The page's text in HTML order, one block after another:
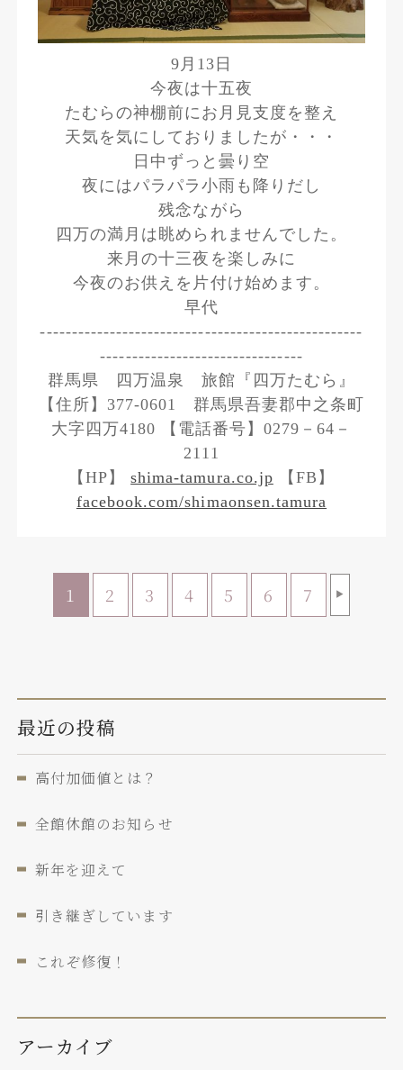
9月13日
今夜は十五夜
たむらの神棚前にお月見支度を整え
天気を気にしておりましたが・・・
日中ずっと曇り空
夜にはパラパラ小雨も降りだし
残念ながら
四万の満月は眺められませんでした。
来月の十三夜を楽しみに
今夜のお供えを片付け始めます。
早代
---------------------------------------------------
--------------------------------
群馬県 四万温泉 旅館『四万たむら』
【住所】377-0601 群馬県吾妻郡中之条町
大字四万4180 【電話番号】0279－64－
2111
【HP】shima-tamura.co.jp 【FB】
facebook.com/shimaonsen.tamura
1 2 3 4 5 6 7 ▶
最近の投稿
高付加価値とは？
全館休館のお知らせ
新年を迎えて
引き継ぎしています
これぞ修復！
アーカイブ